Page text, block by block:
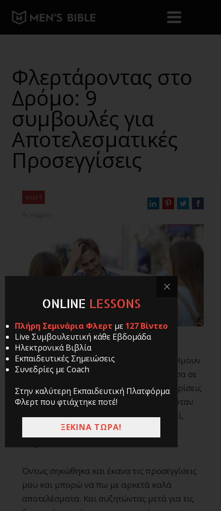
Φλερτάροντας στο
Δρόμο: 9
συμβουλές για
Αποτελεσματικές
Προσεγγίσεις
ΦΛΕΡΤ
Φλερτάροντας στο δρόμο και αλλού… Ήμουν
σε ένα πάρκο με κάτι φίλους και ανάμεσα σε
όσα λέγαμε, ισχυρίζονταν ότι το να γνωρίσεις
εκεί κοπέλες είναι αδύνατο. Και πάντα όταν
ακούω ότι κάτι είναι αδύνατο να συμβεί,
σκέφτομαι:«έχει συμβεί ποτέ στο
Αν ναι, τότε είναι δυνατό.
Όντως σηκώθηκα και έκανα τις προσεγγίσεις
μου και μπορώ να πω με αρκετά καλά
αποτελέσματα. Και συζητώντας μετά για τις
ONLINE LESSONS
Πλήρη Σεμινάρια Φλερτ με 127 Βίντεο
Live Συμβουλευτική κάθε Εβδομάδα
Ηλεκτρονικά Βιβλία
Εκπαιδευτικές Σημειώσεις
Συνεδρίες με Coach
Στην καλύτερη Εκπαιδευτική Πλατφόρμα
Φλερτ που φτιάχτηκε ποτέ!
ΞΕΚΙΝΑ ΤΩΡΑ!